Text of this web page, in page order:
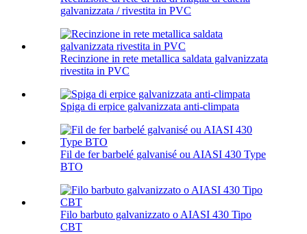
galvanizzata / rivestita in PVC
Recinzione in rete metallica saldata galvanizzata
rivestita in PVC
Spiga di erpice galvanizzata anti-climpata
Fil de fer barbelé galvanisé ou AIASI 430 Type
BTO
Filo barbuto galvanizzato o AIASI 430 Tipo
CBT